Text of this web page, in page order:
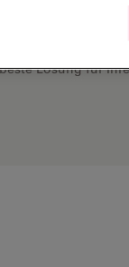
Lösung.
Lösung für Ihre